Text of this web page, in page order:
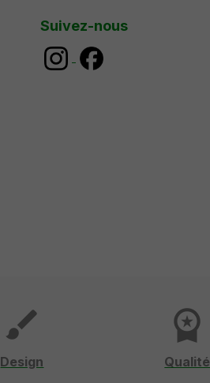
Suivez-nous
brush
Design
workspace_premium
Qualité